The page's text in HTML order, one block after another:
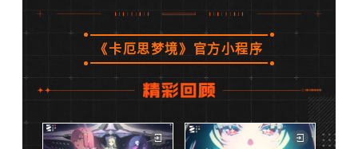
《卡厄思梦境》官方小程序